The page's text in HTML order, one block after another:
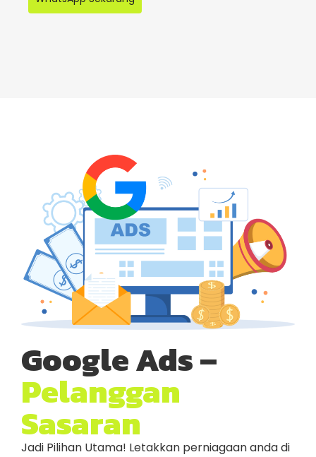
Google Ads –
Pelanggan
Sasaran
Jadi Pilihan Utama! Letakkan perniagaan anda di